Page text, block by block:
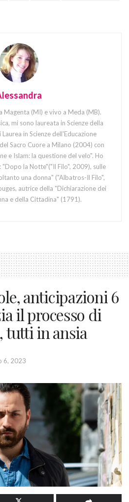
(MI) e vivo a Meda (MB).
mi sono laureata in Scienze della
in Scienze dell'Educazione
Sacro Cuore a Milano (2004) con
e Islam: la questione del velo". Ho
la Notte"("Il Filo", 2009), sulle
una donna" ("Albatros-Il Filo",
autrice della "Dichiarazione dei
e della Cittadina" (1791).
anticipazioni 6
il processo di
tutti in ansia
6, 2023